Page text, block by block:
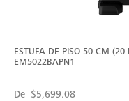
ESTUFA DE PISO 50 CM
EM5022BAPN1
De$5,699.08